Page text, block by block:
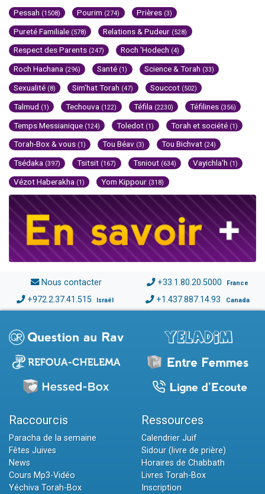
Pessah (1508) Pourim (274) Prières (3)
Pureté Familiale (578) Relations & Pudeur (528)
Respect des Parents (247) Roch 'Hodech (4)
Roch Hachana (296) Santé (1) Science & Torah (33)
Sexualité (8) Sim'hat Torah (47) Souccot (502)
Talmud (1) Techouva (122) Téfila (2230) Téfilines (356)
Temps Messianique (124) Toledot (1) Torah et société (1)
Torah-Box & vous (1) Tou Béav (3) Tou Bichvat (24)
Tsédaka (397) Tsitsit (167) Tsniout (634) Vayichla'h (1)
Vézot Haberakha (1) Yom Kippour (318)
Nous contacter +33.1.80.20.5000 France
+972.2.37.41.515 Israël +1.437.887.14.93 Canada
Raccourcis
Paracha de la semaine
Fêtes Juives
News
Cours Mp3-Vidéo
Yéchiva Torah-Box
Ressources
Calendrier Juif
Sidour (livre de prière)
Horaires de Chabbath
Livres Torah-Box
Inscription